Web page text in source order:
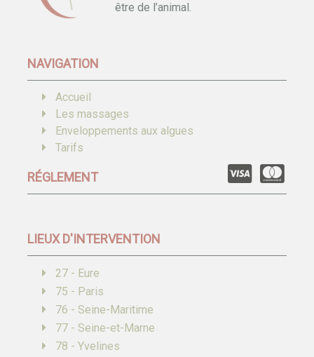
être de l’animal.
NAVIGATION
Accueil
Les massages
Enveloppements aux algues
Tarifs
RÉGLEMENT
LIEUX D'INTERVENTION
27 - Eure
75 - Paris
76 - Seine-Maritime
77 - Seine-et-Marne
78 - Yvelines